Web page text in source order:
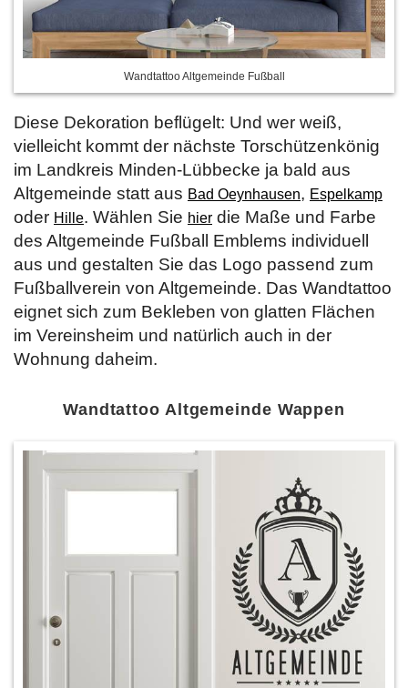
Wandtattoo Altgemeinde Fußball
Diese Dekoration beflügelt: Und wer weiß,
vielleicht kommt der nächste Torschützenkönig
im Landkreis Minden-Lübbecke ja bald aus
Altgemeinde statt aus Bad Oeynhausen, Espelkamp
oder Hille. Wählen Sie hier die Maße und Farbe
des Altgemeinde Fußball Emblems individuell
aus und gestalten Sie das Logo passend zum
Fußballverein von Altgemeinde. Das Wandtattoo
eignet sich zum Bekleben von glatten Flächen
im Vereinsheim und natürlich auch in der
Wohnung daheim.
Wandtattoo Altgemeinde Wappen